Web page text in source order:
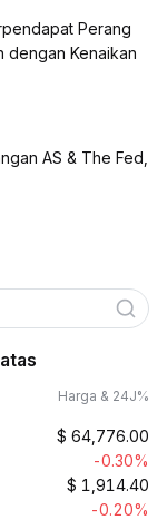
Perang
dengan Kenaikan
AS & The Fed,
Harga & 24J%
$ 64,776.00
-0.30%
$ 1,914.40
-0.20%